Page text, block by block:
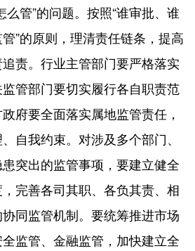
么管”的问题。按照“谁审批、谁
”的原则，理清责任链条，提高
责。行业主管部门要严格落实
管部门要切实履行各自职责范
府要全面落实属地监管责任，
自我约束。对涉及多个部门、
突出的监管事项，要建立健全
完善各司其职、各负其责、相
同监管机制。要统筹推进市场
监管、金融监管，加快建立全